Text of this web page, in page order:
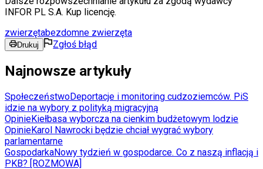
INFOR PL S.A. Kup licencję.
zwierzętabezdomne zwierzęta
Drukuj Zgłoś błąd
Najnowsze artykuły
SpołeczeństwoDeportacje i monitoring cudzoziemców. PiS
idzie na wybory z polityką migracyjną
OpinieKiełbasa wyborcza na cienkim budżetowym lodzie
OpinieKarol Nawrocki będzie chciał wygrać wybory
parlamentarne
GospodarkaNowy tydzień w gospodarce. Co z naszą inflacją i
PKB? [ROZMOWA]